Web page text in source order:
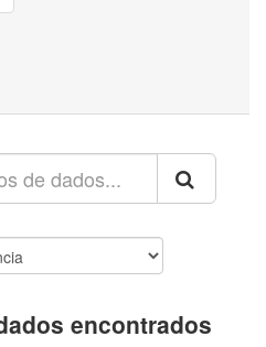
encontrados